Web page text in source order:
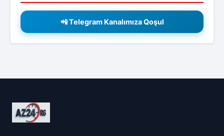
📲 Telegram Kanalımıza Qoşul